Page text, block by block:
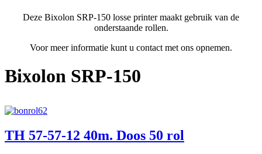
Deze Bixolon SRP-150 losse printer maakt gebruik van de
onderstaande rollen.
Voor meer informatie kunt u contact met ons opnemen.
Bixolon SRP-150
TH 57-57-12 40m. Doos 50 rol